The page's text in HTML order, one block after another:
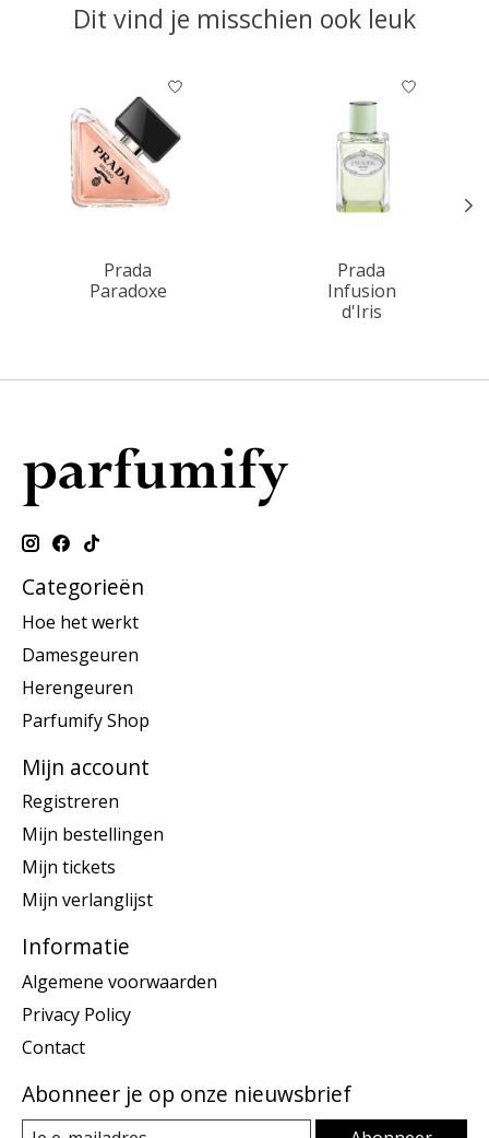
Dit vind je misschien ook leuk
Items van productcarrousel
Prada
Paradoxe
Prada
Infusion
d'Iris
Categorieën
Hoe het werkt
Damesgeuren
Herengeuren
Parfumify Shop
Mijn account
Registreren
Mijn bestellingen
Mijn tickets
Mijn verlanglijst
Informatie
Algemene voorwaarden
Privacy Policy
Contact
Abonneer je op onze nieuwsbrief